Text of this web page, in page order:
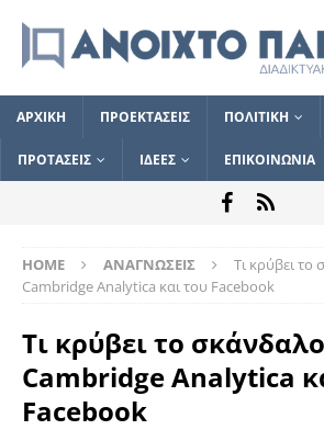
ΑΡΧΙΚΗ ΠΡΟΕΚΤΑΣΕΙΣ ΠΟΛΙΤΙΚΗ
ΠΡΟΤΑΣΕΙΣ ΙΔΕΕΣ ΕΠΙΚΟΙΝΩΝΙΑ
HOME ΑΝΑΓΝΩΣΕΙΣ
Τι κρύβει το
Cambridge Analytica και του Facebook
Τι κρύβει το
Cambridge Analytica
Facebook